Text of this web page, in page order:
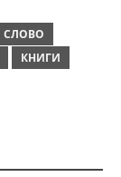
СЛОВО
КНИГИ